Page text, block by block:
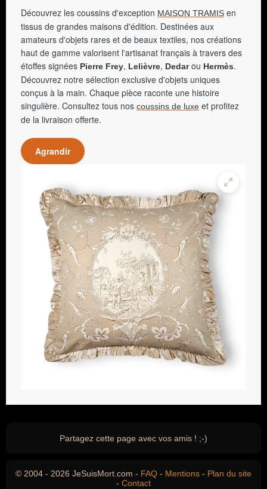
Découvrez les coussins d'exception MAISON TRAMIS en
tissus de grandes maisons d'édition. Destinées aux
amateurs d'objets rares et de beaux textiles, nos créations
haut de gamme valorisent l'artisanat français à travers des
étoffes signées Pierre Frey, Lelièvre, Dedarou Hermès.
Découvrez notre sélection exclusive d'objets uniques
conçus à la main. Chaque pièce raconte une histoire
singulière. Consultez tous nos coussins de luxe et profitez
de la livraison offerte.
Agrandir
Partagez cette page avec vos amis ! ;-)
© 2004 - 2026 JeSuisMort.com - FAQ - Mentions - Plan du site
- Contact